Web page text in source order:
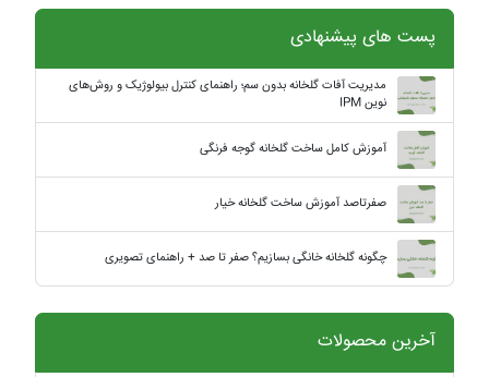
پست های پیشنهادی
مدیریت آفات گلخانه بدون سم؛ راهنمای کنترل بیولوژیک و روش‌های
نوین IPM
آموزش کامل ساخت گلخانه گوجه فرنگی
صفرتاصد آموزش ساخت گلخانه خیار
چگونه گلخانه خانگی بسازیم؟ صفر تا صد + راهنمای تصویری
آخرین محصولات